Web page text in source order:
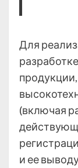
Для
(включая
и ее